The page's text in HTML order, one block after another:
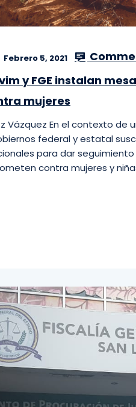
Febrero 5, 2021
y FGE instalan
mujeres
Vázquez En el contexto de
federal y estatal
para dar
contra mujeres y